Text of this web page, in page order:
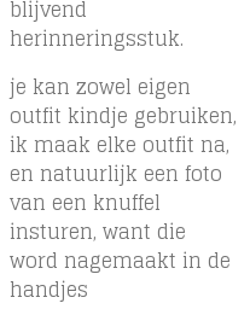
blijvend
herinneringsstuk.
je kan zowel eigen
outfit kindje gebruiken,
ik maak elke outfit na,
en natuurlijk een foto
van een knuffel
insturen, want die
word nagemaakt in de
handjes